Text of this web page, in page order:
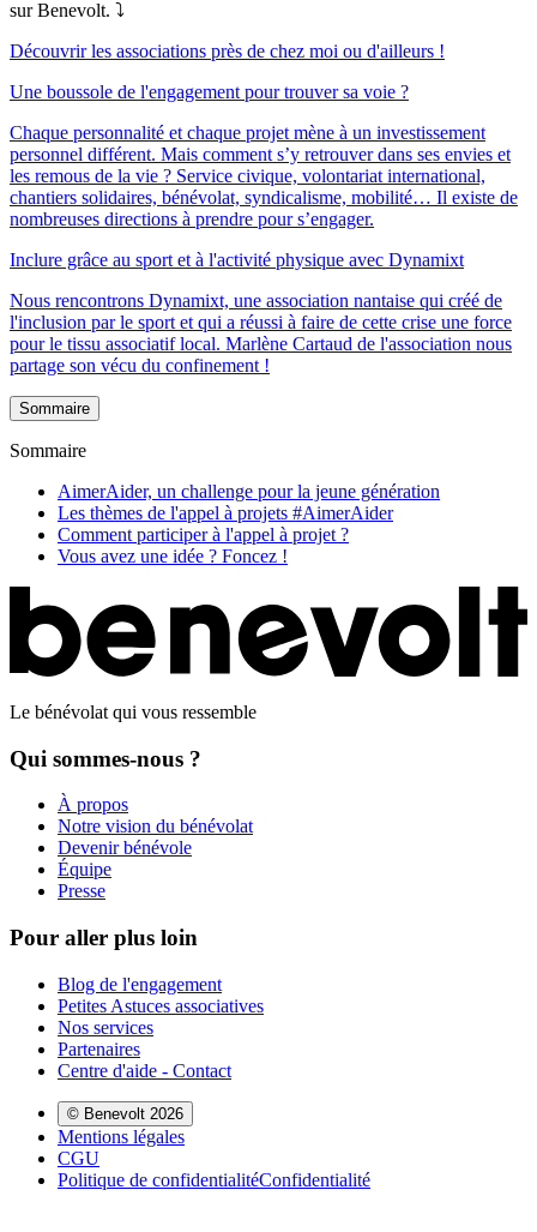
sur Benevolt. ⤵️
Découvrir les associations près de chez moi ou d'ailleurs !
Une boussole de l'engagement pour trouver sa voie ?
Chaque personnalité et chaque projet mène à un investissement
personnel différent. Mais comment s’y retrouver dans ses envies et
les remous de la vie ? Service civique, volontariat international,
chantiers solidaires, bénévolat, syndicalisme, mobilité… Il existe de
nombreuses directions à prendre pour s’engager.
Inclure grâce au sport et à l'activité physique avec Dynamixt
Nous rencontrons Dynamixt, une association nantaise qui créé de
l'inclusion par le sport et qui a réussi à faire de cette crise une force
pour le tissu associatif local. Marlène Cartaud de l'association nous
partage son vécu du confinement !
Sommaire
Sommaire
AimerAider, un challenge pour la jeune génération
Les thèmes de l'appel à projets #AimerAider
Comment participer à l'appel à projet ?
Vous avez une idée ? Foncez !
Le bénévolat qui vous ressemble
Qui sommes-nous ?
À propos
Notre vision du bénévolat
Devenir bénévole
Équipe
Presse
Pour aller plus loin
Blog de l'engagement
Petites Astuces associatives
Nos services
Partenaires
Centre d'aide - Contact
© Benevolt 2026
Mentions légales
CGU
Politique de confidentialitéConfidentialité